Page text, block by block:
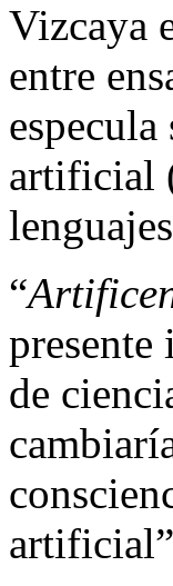
Vizcaya
entre
artificial
“
presente
de